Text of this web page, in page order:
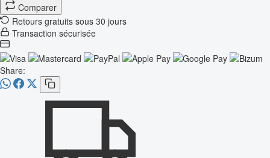
Comparer
Retours gratuits sous 30 jours
Transaction sécurisée
Share: